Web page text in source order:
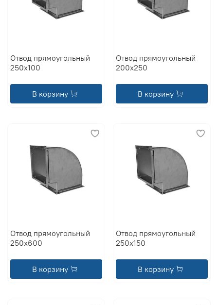
Отвод прямоугольный
250x100
В корзину
Отвод прямоугольный
200x250
В корзину
Отвод прямоугольный
250x600
В корзину
Отвод прямоугольный
250x150
В корзину